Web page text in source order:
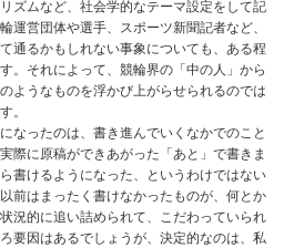
ズムなど、社会学的なテーマ設定をして記
運営団体や選手、スポーツ新聞記者など、
通るかもしれない事象についても、ある程
。それによって、競輪界の「中の人」から
ようなものを浮かび上がらせられるのでは
。
なったのは、書き進んでいくなかでのこと
際に原稿ができあがった「あと」で書きま
書けるようになった、というわけではない
前はまったく書けなかったものが、何とか
況的に追い詰められて、こだわっていられ
要因はあるでしょうが、決定的なのは、私